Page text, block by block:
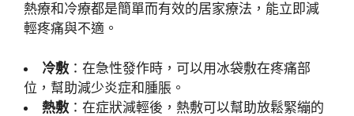
熱療和冷療都是簡單而有效的居家療法，能立即減
輕疼痛與不適。
冷敷 ：在急性發作時，可以用冰袋敷在疼痛部
位，幫助減少炎症和腫脹。
熱敷 ：在症狀減輕後，熱敷可以幫助放鬆緊繃的